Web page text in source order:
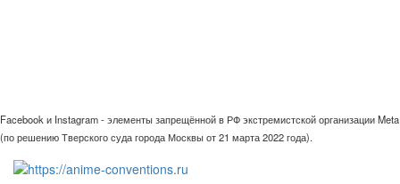
Facebook и Instagram - элементы запрещённой в РФ экстремистской организации Meta
(по решению Тверского суда города Москвы от 21 марта 2022 года).